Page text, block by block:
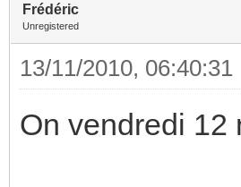
Frédéric
Unregistered
13/11/2010, 06:40:31
On vendredi 12